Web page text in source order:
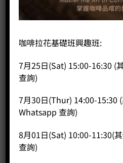
/ 咖啡器具品牌 / SIMPLE LAB
CP180 尼加拉瓜 帕拉
HK$85.00
品種： Parainema
農場： La Aurora
處理法： 水洗
風味 : 荔枝,蜂蜜、巧克力
咖啡拉花基礎班興趣班:
7月25日(Sat) 15:00-16:30 (
查詢)
7月30日(Thur) 14:00-15:30
Whatsapp 查詢)
8月01日(Sat) 10:00-11:30(
查詢)